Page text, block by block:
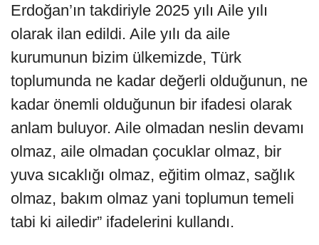
Erdoğan’ın takdiriyle 2025 yılı Aile yılı
olarak ilan edildi. Aile yılı da aile
kurumunun bizim ülkemizde, Türk
toplumunda ne kadar değerli olduğunun, ne
kadar önemli olduğunun bir ifadesi olarak
anlam buluyor. Aile olmadan neslin devamı
olmaz, aile olmadan çocuklar olmaz, bir
yuva sıcaklığı olmaz, eğitim olmaz, sağlık
olmaz, bakım olmaz yani toplumun temeli
tabi ki ailedir” ifadelerini kullandı.